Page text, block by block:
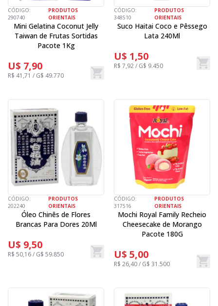
CÓDIGO:
290740
PRODUTOS
ORIENTAIS
Mini Gelatina Coconut Jelly
Taiwan de Frutas Sortidas
Pacote 1Kg
U$ 7,90
R$ 41,71 / G$ 49.770
CÓDIGO:
348510
PRODUTOS
ORIENTAIS
Suco Haitai Coco e Pêssego
Lata 240Ml
U$ 1,50
R$ 7,92 / G$ 9.450
CÓDIGO:
202240
PRODUTOS
ORIENTAIS
Óleo Chinês de Flores
Brancas Para Dores 20Ml
U$ 9,50
R$ 50,16 / G$ 59.850
CÓDIGO:
317516
PRODUTOS
ORIENTAIS
Mochi Royal Family Recheio
Cheesecake de Morango
Pacote 180G
U$ 5,00
R$ 26,40 / G$ 31.500